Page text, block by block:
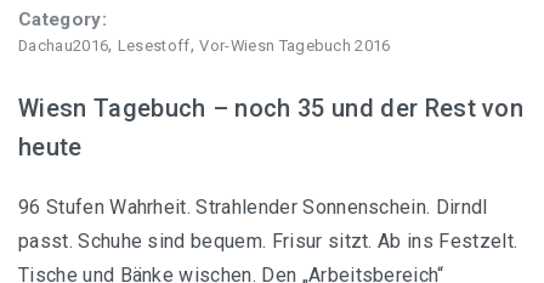
Category:
Dachau2016, Lesestoff,Vor-Wiesn Tagebuch 2016
Wiesn Tagebuch – noch 35 und der Rest von
heute
96 Stufen Wahrheit. Strahlender Sonnenschein. Dirndl
passt. Schuhe sind bequem. Frisur sitzt. Ab ins Festzelt.
Tische und Bänke wischen. Den „Arbeitsbereich“